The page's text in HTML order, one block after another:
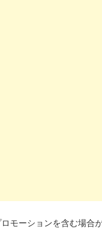
モーションを含む場合